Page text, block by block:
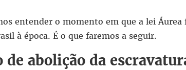
entender o momento em que a lei Áurea
à época. É o que faremos a seguir.
abolição da